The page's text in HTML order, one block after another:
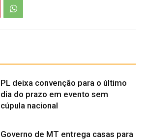
PL deixa convenção para o último
dia do prazo em evento sem
cúpula nacional
Governo de MT entrega casas para